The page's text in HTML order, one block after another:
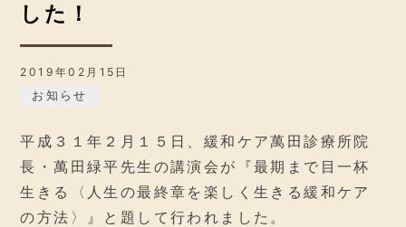
した！
2019年02月15日
お知らせ
平成３１年２月１５日、緩和ケア萬田診療所院
長・萬田緑平先生の講演会が『最期まで目一杯
生きる〈人生の最終章を楽しく生きる緩和ケア
の方法〉』と題して行われました。